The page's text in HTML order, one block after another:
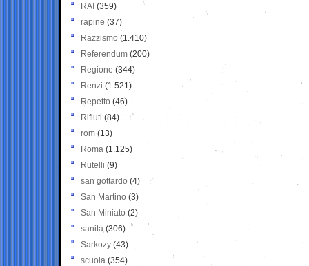
RAI (359)
rapine (37)
Razzismo (1.410)
Referendum (200)
Regione (344)
Renzi (1.521)
Repetto (46)
Rifiuti (84)
rom (13)
Roma (1.125)
Rutelli (9)
san gottardo (4)
San Martino (3)
San Miniato (2)
sanità (306)
Sarkozy (43)
scuola (354)